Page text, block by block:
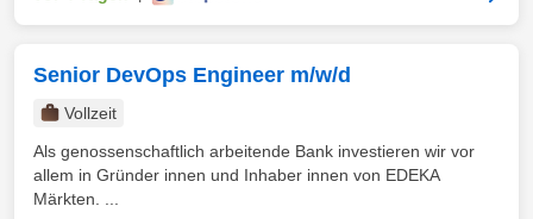
Senior DevOps Engineer m/w/d
Vollzeit
Als genossenschaftlich arbeitende Bank investieren wir vor
allem in Gründer innen und Inhaber innen von EDEKA
Märkten. ...